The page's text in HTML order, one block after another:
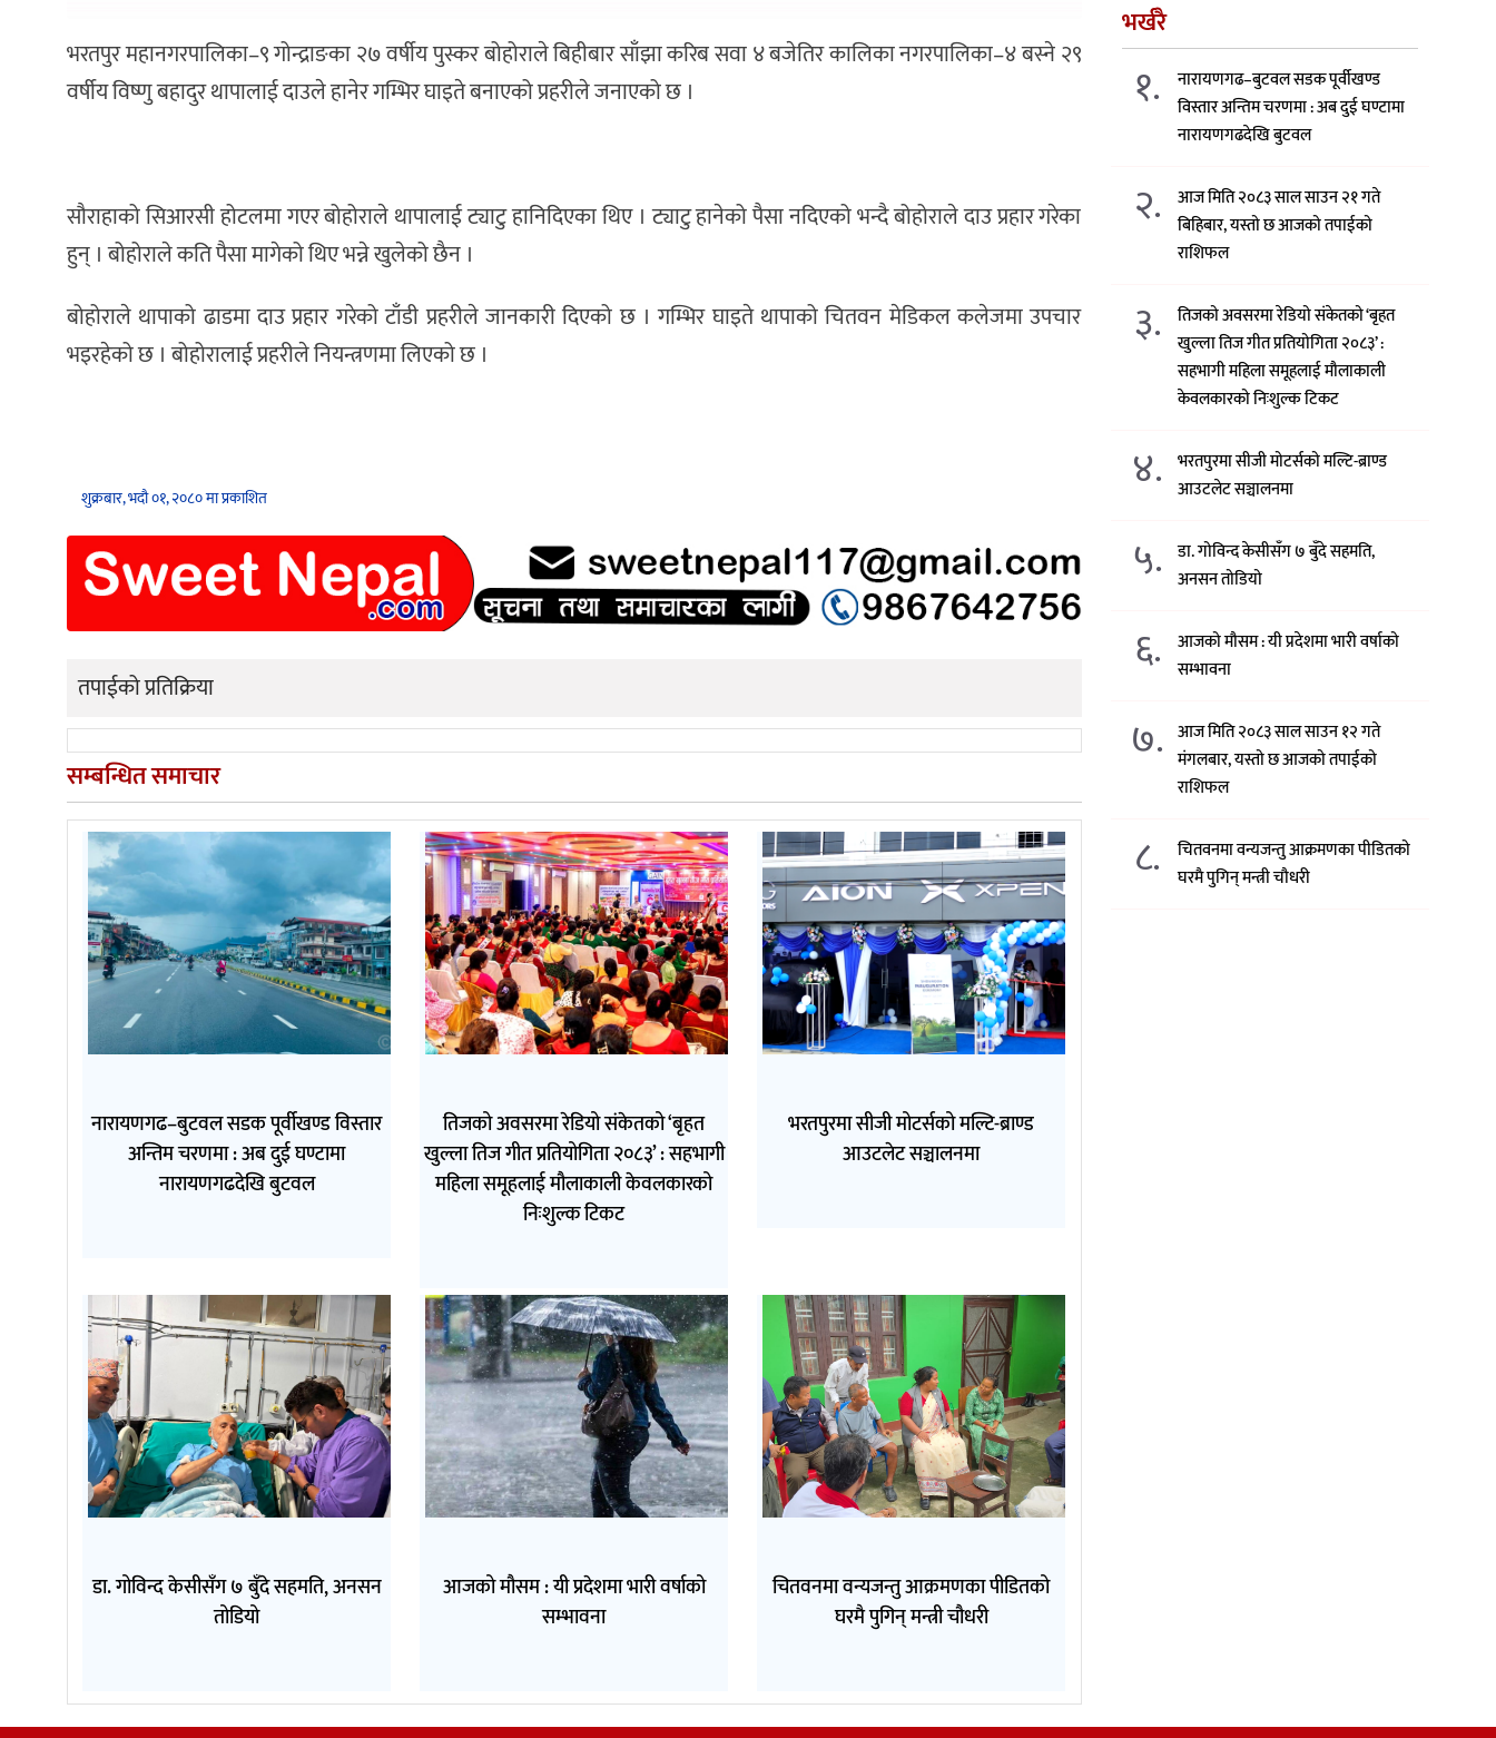
भरतपुर महानगरपालिका–९ गोन्द्राङका २७ वर्षीय पुस्कर बोहोराले बिहीबार साँझा करिब सवा ४ बजेतिर कालिका नगरपालिका–४ बस्ने २९
वर्षीय विष्णु बहादुर थापालाई दाउले हानेर गम्भिर घाइते बनाएको प्रहरीले जनाएको छ ।
सौराहाको सिआरसी होटलमा गएर बोहोराले थापालाई ट्याटु हानिदिएका थिए । ट्याटु हानेको पैसा नदिएको भन्दै बोहोराले दाउ प्रहार गरेका
हुन् । बोहोराले कति पैसा मागेको थिए भन्ने खुलेको छैन ।
बोहोराले थापाको ढाडमा दाउ प्रहार गरेको टाँडी प्रहरीले जानकारी दिएको छ । गम्भिर घाइते थापाको चितवन मेडिकल कलेजमा उपचार
भइरहेको छ । बोहोरालाई प्रहरीले नियन्त्रणमा लिएको छ ।
शुक्रबार, भदौ ०१, २०८० मा प्रकाशित
तपाईको प्रतिक्रिया
सम्बन्धित समाचार
नारायणगढ–बुटवल सडक पूर्वीखण्ड विस्तार
अन्तिम चरणमा : अब दुई घण्टामा
नारायणगढदेखि बुटवल
तिजको अवसरमा रेडियो संकेतको ‘बृहत
खुल्ला तिज गीत प्रतियोगिता २०८३’ : सहभागी
महिला समूहलाई मौलाकाली केवलकारको
निःशुल्क टिकट
भरतपुरमा सीजी मोटर्सको मल्टि-ब्राण्ड
आउटलेट सञ्चालनमा
डा. गोविन्द केसीसँग ७ बुँदे सहमति, अनसन
तोडियो
आजको मौसम : यी प्रदेशमा भारी वर्षाको
सम्भावना
चितवनमा वन्यजन्तु आक्रमणका पीडितको
घरमै पुगिन् मन्त्री चौधरी
भर्खरै
१.
नारायणगढ–बुटवल सडक पूर्वीखण्ड
विस्तार अन्तिम चरणमा : अब दुई घण्टामा
नारायणगढदेखि बुटवल
२.
आज मिति २०८३ साल साउन २१ गते
बिहिबार, यस्तो छ आजको तपाईको
राशिफल
३.
तिजको अवसरमा रेडियो संकेतको ‘बृहत
खुल्ला तिज गीत प्रतियोगिता २०८३’ :
सहभागी महिला समूहलाई मौलाकाली
केवलकारको निःशुल्क टिकट
४.
भरतपुरमा सीजी मोटर्सको मल्टि-ब्राण्ड
आउटलेट सञ्चालनमा
५.
डा. गोविन्द केसीसँग ७ बुँदे सहमति,
अनसन तोडियो
६.
आजको मौसम : यी प्रदेशमा भारी वर्षाको
सम्भावना
७. आज मिति २०८३ साल साउन १२ गते
मंगलबार, यस्तो छ आजको तपाईको
राशिफल
८.
चितवनमा वन्यजन्तु आक्रमणका पीडितको
घरमै पुगिन् मन्त्री चौधरी